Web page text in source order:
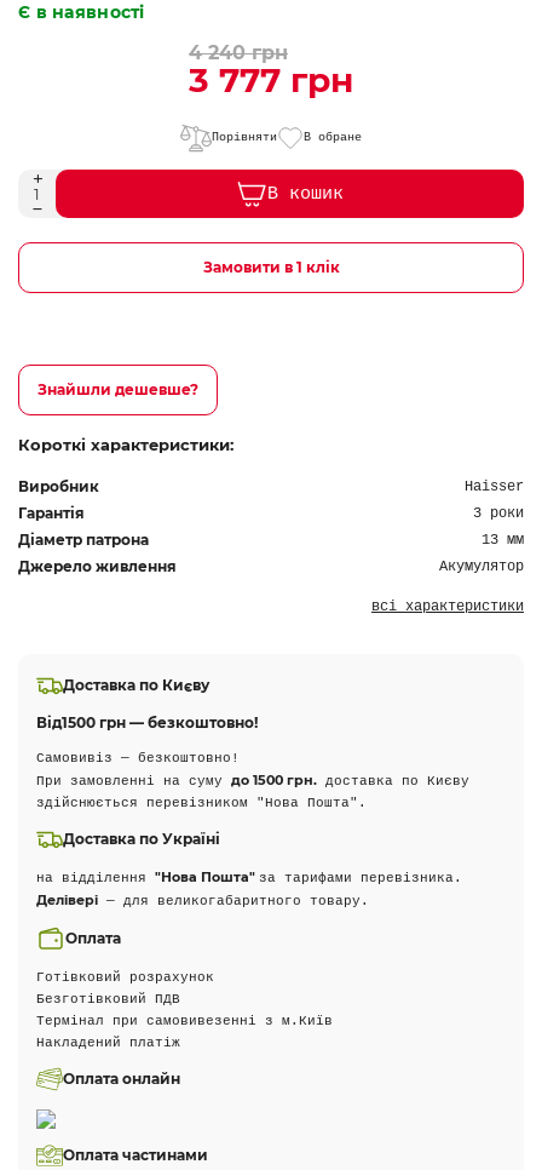
Є в наявності
4 240 грн
3 777 грн
Порівняти В обране
В кошик
Замовити в 1 клік
Знайшли дешевше?
Короткі характеристики:
Виробник Haisser
Гарантія 3 роки
Діаметр патрона 13 мм
Джерело живлення Акумулятор
всі характеристики
Доставка по Києву
Від1500 грн — безкоштовно!
Самовивіз — безкоштовно!
При замовленні на суму до 1500 грн. доставка по Києву
здійснюється перевізником "Нова Пошта".
Доставка по Україні
на відділення "Нова Пошта" за тарифами перевізника.
Делівері — для великогабаритного товару.
Оплата
Готівковий розрахунок
Безготівковий ПДВ
Термінал при самовивезенні з м.Київ
Накладений платіж
Оплата онлайн
Оплата частинами